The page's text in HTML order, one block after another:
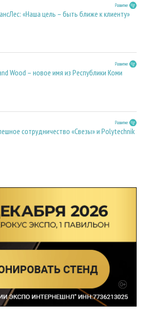
Развитие
«Наша цель – быть ближе к клиенту»
Развитие
Wood – новое имя из Республики Коми
Развитие
сотрудничество «Свезы» и Polytechnik